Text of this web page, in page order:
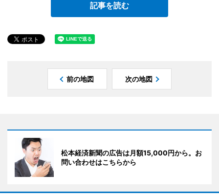
記事を読む
前の地図 次の地図
松本経済新聞の広告は月額15,000円から。お
問い合わせはこちらから